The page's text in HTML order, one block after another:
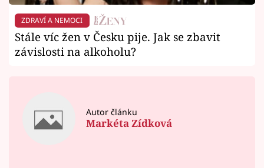
ZDRAVÍ A NEMOCI
Stále víc žen v Česku pije. Jak se zbavit
závislosti na alkoholu?
Autor článku
Markéta Zídková